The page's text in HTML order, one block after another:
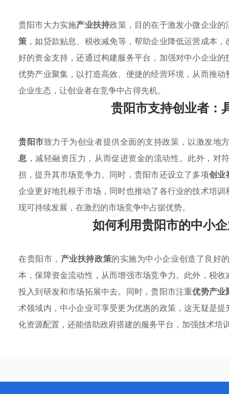
贵阳市大力实施产业扶持政策，目的在于激发小微企业
策 ，如贷款贴息、税收减免等，帮助企业降低运营成本
好的资金支持，还通过构建服务平台，加强对中小企业
优势产业聚集，以打造高效、便捷的经营环境，从而推
企业生态，让创业者在竞争中占得先机。
贵阳市支持创业者：
贵阳市致力于为创业者提供全面的支持政策，以激发地
息 ，减轻融资压力，从而促进资金的流动性。此外，对
担，提升其市场竞争力。同时，贵阳市还设立了多项创业
企业更好地扎根于市场，同时也推动了各行业的技术培训
现可持续发展，在激烈的市场竞争中占据优势。
如何利用贵阳市的中小
在贵阳市， 产业扶持政策的实施为中小企业创造了良好
本，保障资金流动性，从而增强市场竞争力。此外，税
投入到研发和市场拓展中去。同时，贵阳市注重优势产业
术领域内，中小企业可享受更为优惠的政策，这无疑是
化资源配置，还能借助政府搭建的服务平台，加强技术培